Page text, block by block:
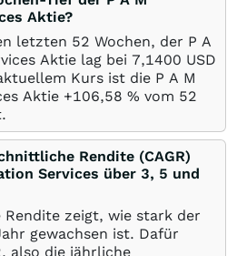
Aktie?
letzten 52 Wochen, der P A
Aktie lag bei 7,1400 USD
Kurs ist die P A M
Aktie +106,58 % vom 52
Rendite (CAGR)
Services über 3, 5 und
zeigt, wie stark der
gewachsen ist. Dafür
also die jährliche